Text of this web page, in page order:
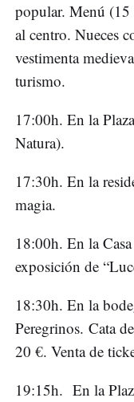
popular. Menú
al centro. Nueces
vestimenta
turismo.
17:00h. En la
Natura).
17:30h. En la
magia.
18:00h. En la
exposición de
18:30h. En la
Peregrinos. Cata
20 €. Venta de
19:15h. En la